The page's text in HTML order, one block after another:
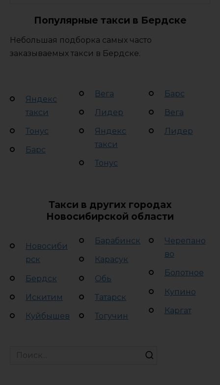
Популярные такси в Бердске
Небольшая подборка самых часто
заказываемых такси в Бердске.
Яндекс
такси
Тонус
Барс
Вега
Лидер
Яндекс
такси
Тонус
Барс
Вега
Лидер
Такси в других городах
Новосибирской области
Новосиби
рск
Бердск
Искитим
Куйбышев
Барабинск
Карасук
Обь
Татарск
Тогучин
Черепано
во
Болотное
Купино
Каргат
Search